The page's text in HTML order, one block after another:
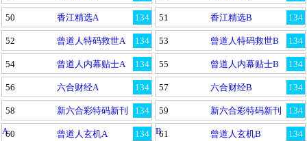
134
50 香江精选A 134
51 香江精选B
134
52 曾道人特码救世A 134
53 曾道人特码救世B
134
54 曾道人内幕贴士A 134
55 曾道人内幕贴士B
134
56 六合财经A 134
57 六合财经B
134
58
新六合彩特码新刊
A
134
59
新六合彩特码新刊
B
134
60 曾道人玄机A 134
61 曾道人玄机B